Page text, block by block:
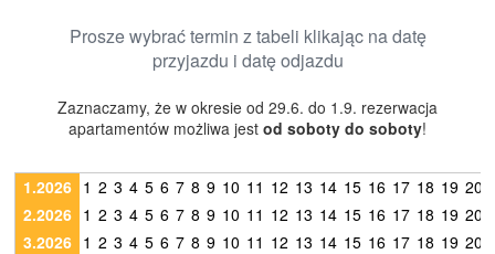
Prosze wybrać termin z tabeli klikając na datę
przyjazdu i datę odjazdu
Zaznaczamy, że w okresie od 29.6. do 1.9. rezerwacja
apartamentów możliwa jest od soboty do soboty!
1.2026 1 2 3 4 5 6 7 8 9 10 11 12 13 14 15 16 17 18 19 20
2.2026 1 2 3 4 5 6 7 8 9 10 11 12 13 14 15 16 17 18 19 20
3.2026 1 2 3 4 5 6 7 8 9 10 11 12 13 14 15 16 17 18 19 20